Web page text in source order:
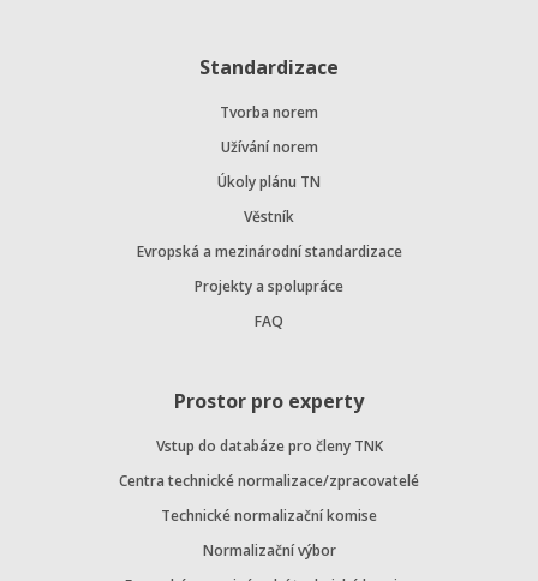
Standardizace
Tvorba norem
Užívání norem
Úkoly plánu TN
Věstník
Evropská a mezinárodní standardizace
Projekty a spolupráce
FAQ
Prostor pro experty
Vstup do databáze pro členy TNK
Centra technické normalizace/zpracovatelé
Technické normalizační komise
Normalizační výbor